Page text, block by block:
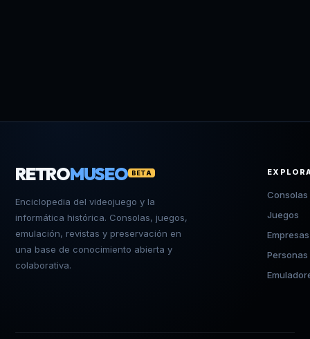
RETROMUSEO BETA
Enciclopedia del videojuego y la
informática histórica. Consolas, juegos,
emulación, revistas y preservación en
una base de conocimiento abierta y
colaborativa.
Consolas
Juegos
Empresas
Personas